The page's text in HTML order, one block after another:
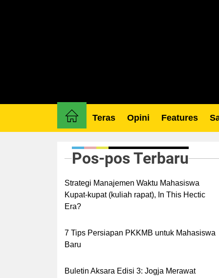
Teras Opini Features
Pos-pos Terbaru
Strategi Manajemen Waktu Mahasiswa
Kupat-kupat (kuliah rapat), In This Hectic
Era?
7 Tips Persiapan PKKMB untuk Mahasiswa
Baru
Buletin Aksara Edisi 3: Jogja Merawat